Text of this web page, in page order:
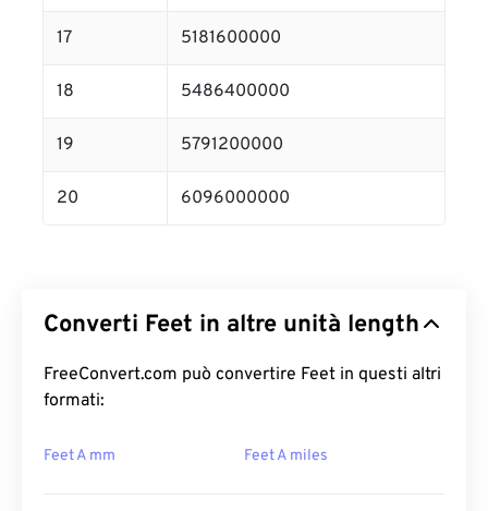
17 5181600000
18 5486400000
19 5791200000
20 6096000000
Converti Feet in altre unità length
FreeConvert.com può convertire Feet in questi altri
formati:
Feet A mm Feet A miles